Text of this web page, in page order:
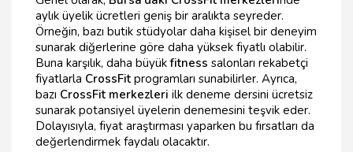
aylık üyelik ücretleri geniş bir aralıkta seyreder.
Örneğin, bazı butik stüdyolar daha kişisel bir deneyim
sunarak diğerlerine göre daha yüksek fiyatlı olabilir.
Buna karşılık, daha büyükfitness salonları rekabetçi
fiyatlarla CrossFit programları sunabilirler. Ayrıca,
bazı CrossFit merkezleri ilk deneme dersini ücretsiz
sunarak potansiyel üyelerin denemesini teşvik eder.
Dolayısıyla, fiyat araştırması yaparken bu fırsatları da
değerlendirmek faydalı olacaktır.